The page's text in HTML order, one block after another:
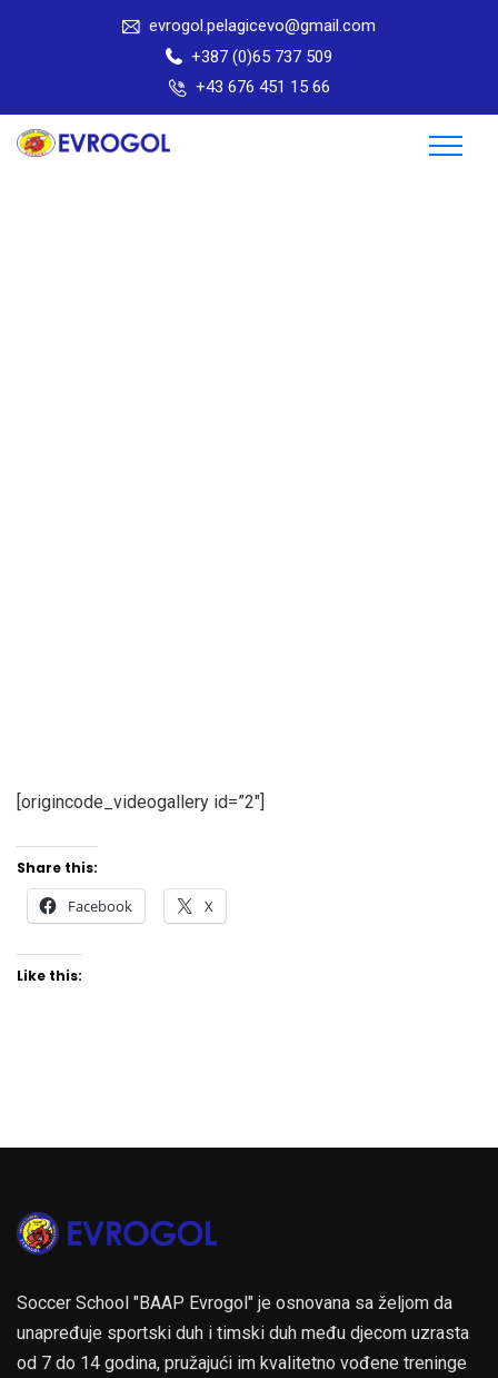
evrogol.pelagicevo@gmail.com
+387 (0)65 737 509
+43 676 451 15 66
[origincode_videogallery id=”2″]
Share this:
Facebook X
Like this:
Soccer School "BAAP Evrogol" je osnovana sa željom da
unapređuje sportski duh i timski duh među djecom uzrasta
od 7 do 14 godina, pružajući im kvalitetno vođene treninge